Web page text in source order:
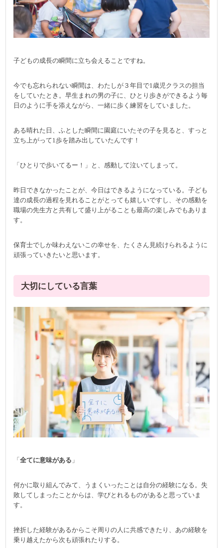
子どもの成長の瞬間に立ち会えることですね。
今でも忘れられない瞬間は、わたしが３年目で1歳児クラスの担当
をしていたとき。早生まれの男の子に、ひとり歩きができるよう毎
日のように手を添えながら、一緒に歩く練習をしていました。
ある晴れた日、ふとした瞬間に園庭にいたその子を見ると、すっと
立ち上がって1歩を踏み出していたんです！
「ひとりで歩いてるー！」と、感動して泣いてしまって。
昨日できなかったことが、今日はできるようになっている。子ども
達の成長の過程を見れることがとっても嬉しいですし、その感動を
職場の先生方と共有して盛り上がることも最高の楽しみでもありま
す。
保育士でしか味わえないこの幸せを、たくさん見続けられるように
頑張っていきたいと思います。
大切にしている言葉
「全てに意味がある 」
何かに取り組んでみて、うまくいったことは自分の経験になる。失
敗してしまったことからは、学びとれるものがあると思っていま
す。
挫折した経験があるからこそ周りの人に共感できたり、あの経験を
乗り越えたから次も頑張れたりする。